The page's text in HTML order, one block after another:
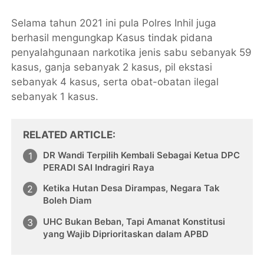
Selama tahun 2021 ini pula Polres Inhil juga
berhasil mengungkap Kasus tindak pidana
penyalahgunaan narkotika jenis sabu sebanyak 59
kasus, ganja sebanyak 2 kasus, pil ekstasi
sebanyak 4 kasus, serta obat-obatan ilegal
sebanyak 1 kasus.
RELATED ARTICLE
DR Wandi Terpilih Kembali Sebagai Ketua DPC
PERADI SAI Indragiri Raya
Ketika Hutan Desa Dirampas, Negara Tak
Boleh Diam
UHC Bukan Beban, Tapi Amanat Konstitusi
yang Wajib Diprioritaskan dalam APBD